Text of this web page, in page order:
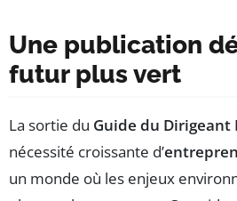
Une publication
futur plus vert
La sortie du Guide du Dirigeant
nécessité croissante d’
un monde où les enjeux